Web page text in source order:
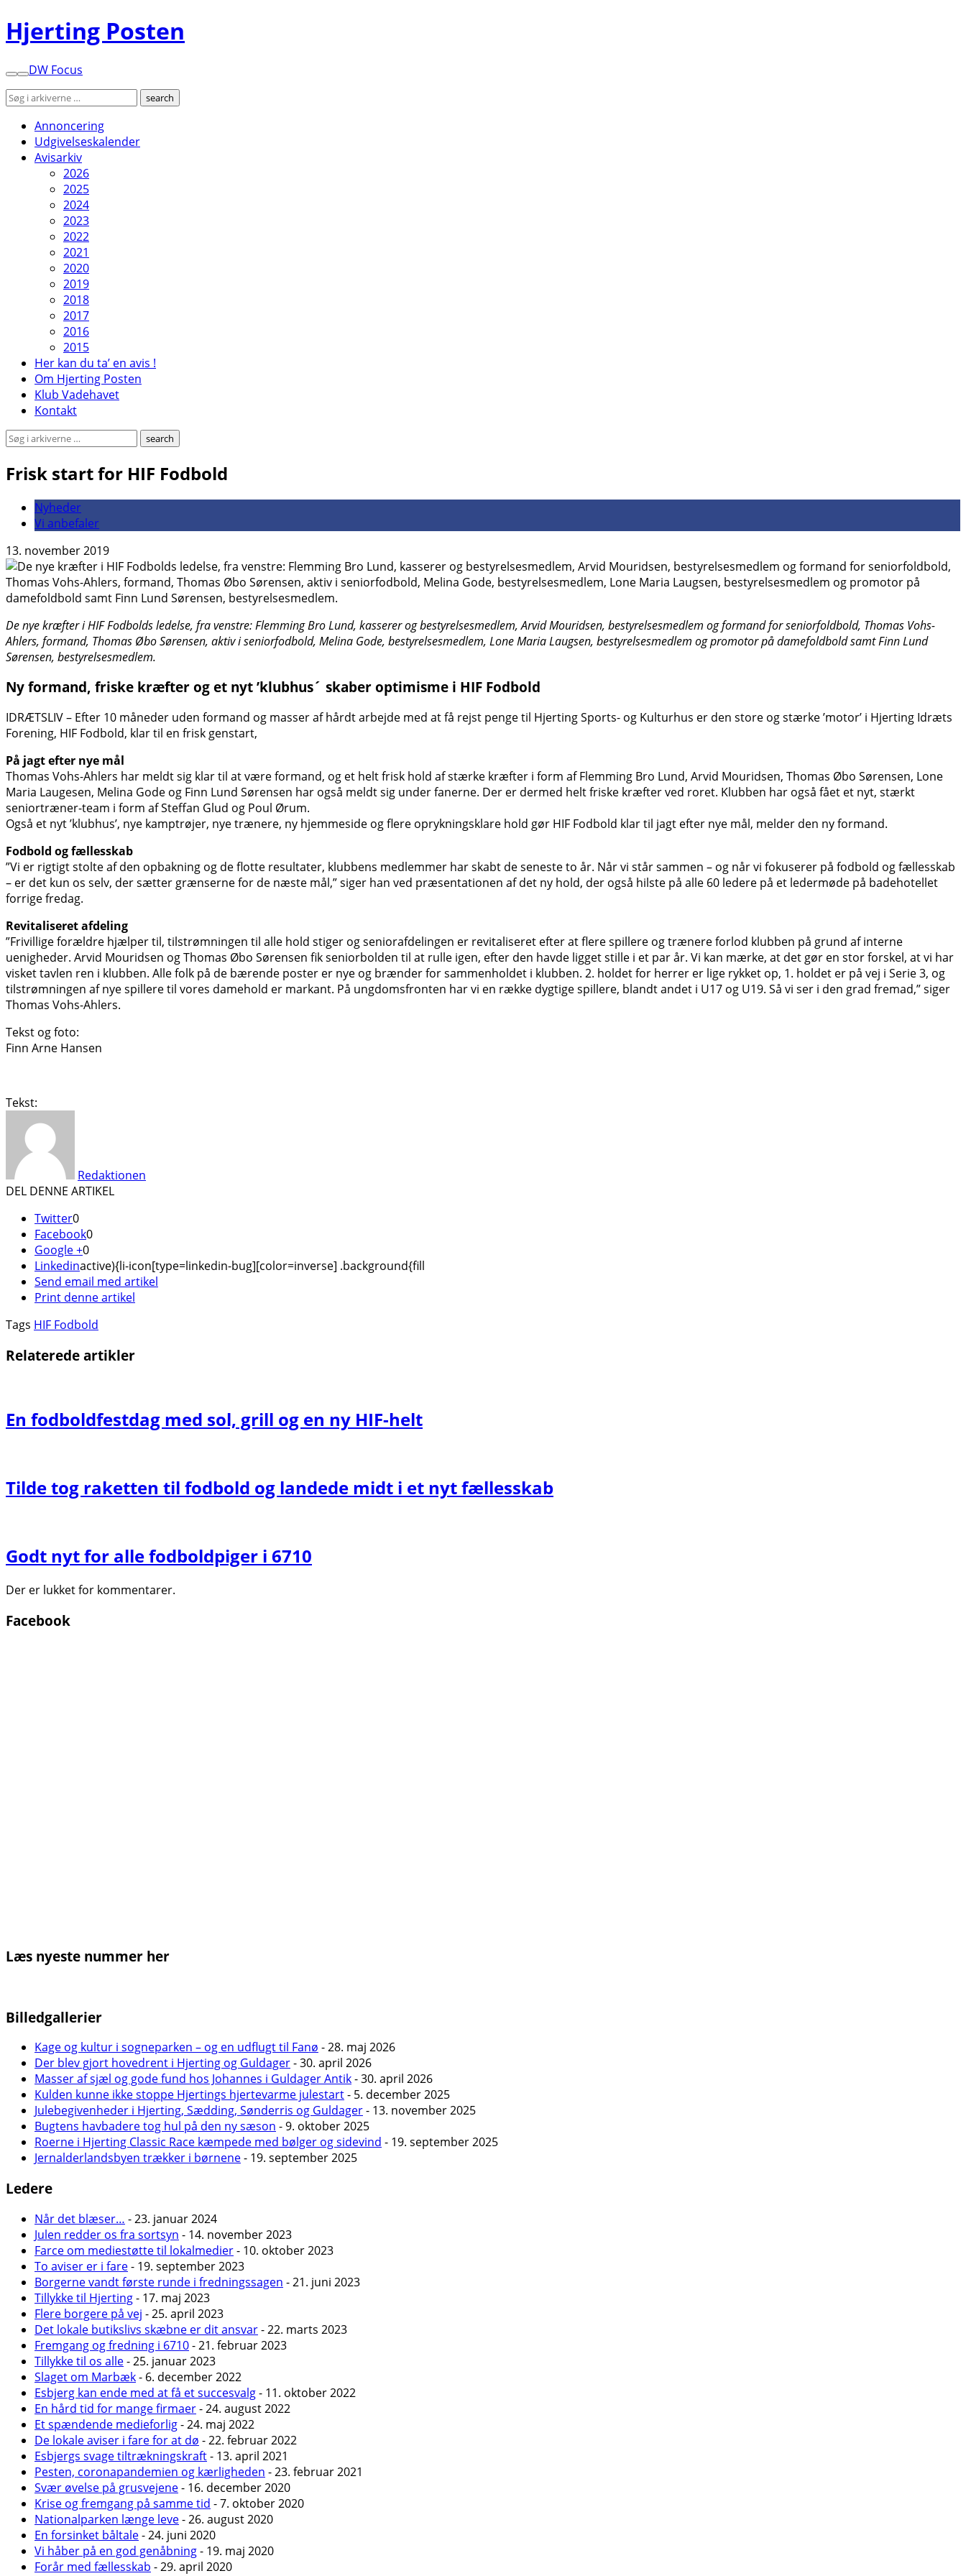
Hjerting Posten
DW Focus
Annoncering
Udgivelseskalender
Avisarkiv
2026
2025
2024
2023
2022
2021
2020
2019
2018
2017
2016
2015
Her kan du ta’ en avis !
Om Hjerting Posten
Klub Vadehavet
Kontakt
Frisk start for HIF Fodbold
Nyheder
Vi anbefaler
13. november 2019
De nye kræfter i HIF Fodbolds ledelse, fra venstre: Flemming Bro Lund, kasserer og bestyrelsesmedlem, Arvid Mouridsen, bestyrelsesmedlem og formand for seniorfoldbold, Thomas Vohs-
Ahlers, formand, Thomas Øbo Sørensen, aktiv i seniorfodbold, Melina Gode, bestyrelsesmedlem, Lone Maria Laugsen, bestyrelsesmedlem og promotor på damefoldbold samt Finn Lund
Sørensen, bestyrelsesmedlem.
Ny formand, friske kræfter og et nyt ’klubhus´ skaber optimisme i HIF Fodbold
IDRÆTSLIV – Efter 10 måneder uden formand og masser af hårdt arbejde med at få rejst penge til Hjerting Sports- og Kulturhus er den store og stærke ’motor’ i Hjerting Idræts
Forening, HIF Fodbold, klar til en frisk genstart,
På jagt efter nye mål
Thomas Vohs-Ahlers har meldt sig klar til at være formand, og et helt frisk hold af stærke kræfter i form af Flemming Bro Lund, Arvid Mouridsen, Thomas Øbo Sørensen, Lone
Maria Laugesen, Melina Gode og Finn Lund Sørensen har også meldt sig under fanerne. Der er dermed helt friske kræfter ved roret. Klubben har også fået et nyt, stærkt
seniortræner-team i form af Steffan Glud og Poul Ørum.
Også et nyt ’klubhus’, nye kamptrøjer, nye trænere, ny hjemmeside og flere oprykningsklare hold gør HIF Fodbold klar til jagt efter nye mål, melder den ny formand.
Fodbold og fællesskab
”Vi er rigtigt stolte af den opbakning og de flotte resultater, klubbens medlemmer har skabt de seneste to år. Når vi står sammen – og når vi fokuserer på fodbold og fællesskab
– er det kun os selv, der sætter grænserne for de næste mål,” siger han ved præsentationen af det ny hold, der også hilste på alle 60 ledere på et ledermøde på badehotellet
forrige fredag.
Revitaliseret afdeling
”Frivillige forældre hjælper til, tilstrømningen til alle hold stiger og seniorafdelingen er revitaliseret efter at flere spillere og trænere forlod klubben på grund af interne
uenigheder. Arvid Mouridsen og Thomas Øbo Sørensen fik seniorbolden til at rulle igen, efter den havde ligget stille i et par år. Vi kan mærke, at det gør en stor forskel, at vi har
visket tavlen ren i klubben. Alle folk på de bærende poster er nye og brænder for sammenholdet i klubben. 2. holdet for herrer er lige rykket op, 1. holdet er på vej i Serie 3, og
tilstrømningen af nye spillere til vores damehold er markant. På ungdomsfronten har vi en række dygtige spillere, blandt andet i U17 og U19. Så vi ser i den grad fremad,” siger
Thomas Vohs-Ahlers.
Tekst og foto:
Finn Arne Hansen
Tekst:
Redaktionen
DEL DENNE ARTIKEL
Twitter0
Facebook0
Google +0
Linkedinactive){li-icon[type=linkedin-bug][color=inverse] .background{fill
Send email med artikel
Print denne artikel
Tags HIF Fodbold
Relaterede artikler
En fodboldfestdag med sol, grill og en ny HIF-helt
Tilde tog raketten til fodbold og landede midt i et nyt fællesskab
Godt nyt for alle fodboldpiger i 6710
Der er lukket for kommentarer.
Facebook
Læs nyeste nummer her
Billedgallerier
Kage og kultur i sogneparken – og en udflugt til Fanø - 28. maj 2026
Der blev gjort hovedrent i Hjerting og Guldager- 30. april 2026
Masser af sjæl og gode fund hos Johannes i Guldager Antik- 30. april 2026
Kulden kunne ikke stoppe Hjertings hjertevarme julestart- 5. december 2025
Julebegivenheder i Hjerting, Sædding, Sønderris og Guldager- 13. november 2025
Bugtens havbadere tog hul på den ny sæson - 9. oktober 2025
Roerne i Hjerting Classic Race kæmpede med bølger og sidevind - 19. september 2025
Jernalderlandsbyen trækker i børnene- 19. september 2025
Ledere
Når det blæser… - 23. januar 2024
Julen redder os fra sortsyn - 14. november 2023
Farce om mediestøtte til lokalmedier- 10. oktober 2023
To aviser er i fare- 19. september 2023
Borgerne vandt første runde i fredningssagen - 21. juni 2023
Tillykke til Hjerting- 17. maj 2023
Flere borgere på vej - 25. april 2023
Det lokale butikslivs skæbne er dit ansvar- 22. marts 2023
Fremgang og fredning i 6710- 21. februar 2023
Tillykke til os alle- 25. januar 2023
Slaget om Marbæk- 6. december 2022
Esbjerg kan ende med at få et succesvalg- 11. oktober 2022
En hård tid for mange firmaer- 24. august 2022
Et spændende medieforlig- 24. maj 2022
De lokale aviser i fare for at dø - 22. februar 2022
Esbjergs svage tiltrækningskraft- 13. april 2021
Pesten, coronapandemien og kærligheden - 23. februar 2021
Svær øvelse på grusvejene- 16. december 2020
Krise og fremgang på samme tid - 7. oktober 2020
Nationalparken længe leve- 26. august 2020
En forsinket båltale- 24. juni 2020
Vi håber på en god genåbning- 19. maj 2020
Forår med fællesskab - 29. april 2020